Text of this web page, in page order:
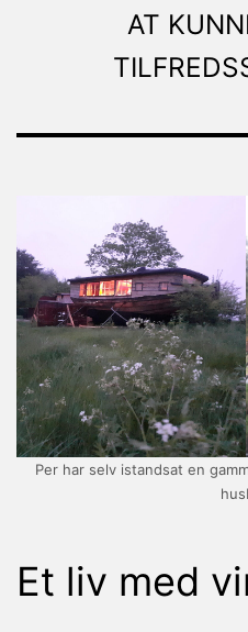
AT
Per har selv istandsat en
Et liv med